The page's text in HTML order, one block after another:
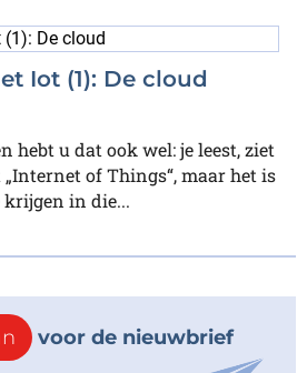
Iot (1): De cloud
hebt u dat ook wel: je leest, ziet
of Things“, maar het is
in die...
voor de nieuwbrief